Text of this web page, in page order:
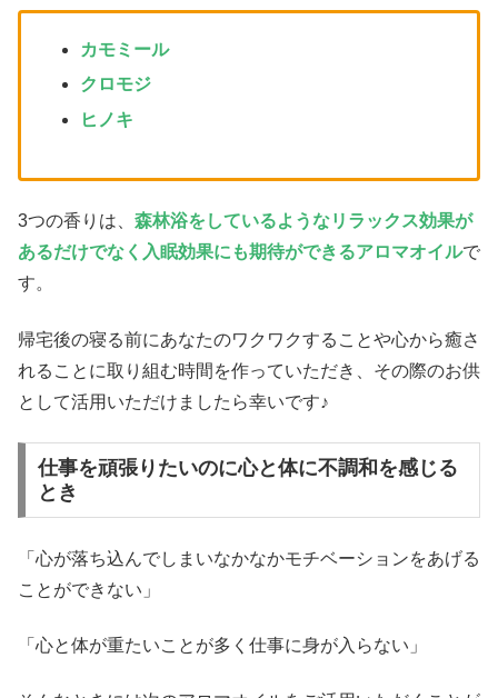
カモミール
クロモジ
ヒノキ
3つの香りは、 森林浴をしているようなリラックス効果が
あるだけでなく入眠効果にも期待ができるアロマオイルで
す。
帰宅後の寝る前にあなたのワクワクすることや心から癒さ
れることに取り組む時間を作っていただき、その際のお供
として活用いただけましたら幸いです♪
仕事を頑張りたいのに心と体に不調和を感じる
とき
「心が落ち込んでしまいなかなかモチベーションをあげる
ことができない」
「心と体が重たいことが多く仕事に身が入らない」